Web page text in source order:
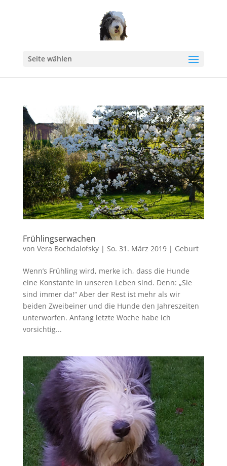
Seite wählen
Frühlingserwachen
von Vera Bochdalofsky| So. 31. März 2019| Geburt
Wenn’s Frühling wird, merke ich, dass die Hunde
eine Konstante in unseren Leben sind. Denn: „Sie
sind immer da!“ Aber der Rest ist mehr als wir
beiden Zweibeiner und die Hunde den Jahreszeiten
unterworfen. Anfang letzte Woche habe ich
vorsichtig...